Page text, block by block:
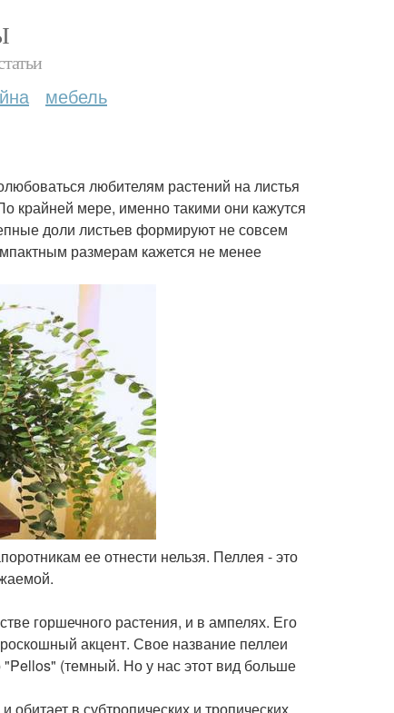
мебель
любителям растений на листья
крайней мере, именно такими они кажутся
доли листьев формируют не совсем
размерам кажется не менее
ее отнести нельзя. Пеллея - это
горшечного растения, и в ампелях. Его
акцент. Свое название пеллеи
"Pellos" (темный. Но у нас этот вид больше